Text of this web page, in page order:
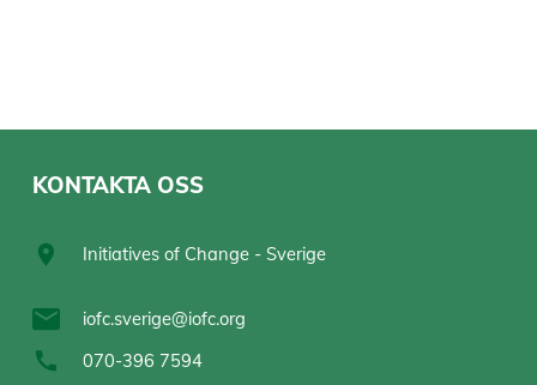
KONTAKTA OSS
Initiatives of Change - Sverige
iofc.sverige@iofc.org
070-396 7594